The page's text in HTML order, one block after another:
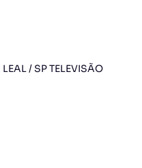
LEAL / SP TELEVISÃO